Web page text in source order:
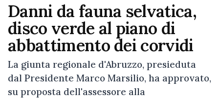
Danni da fauna selvatica,
disco verde al piano di
abbattimento dei corvidi
La giunta regionale d'Abruzzo, presieduta
dal Presidente Marco Marsilio, ha approvato,
su proposta dell'assessore alla